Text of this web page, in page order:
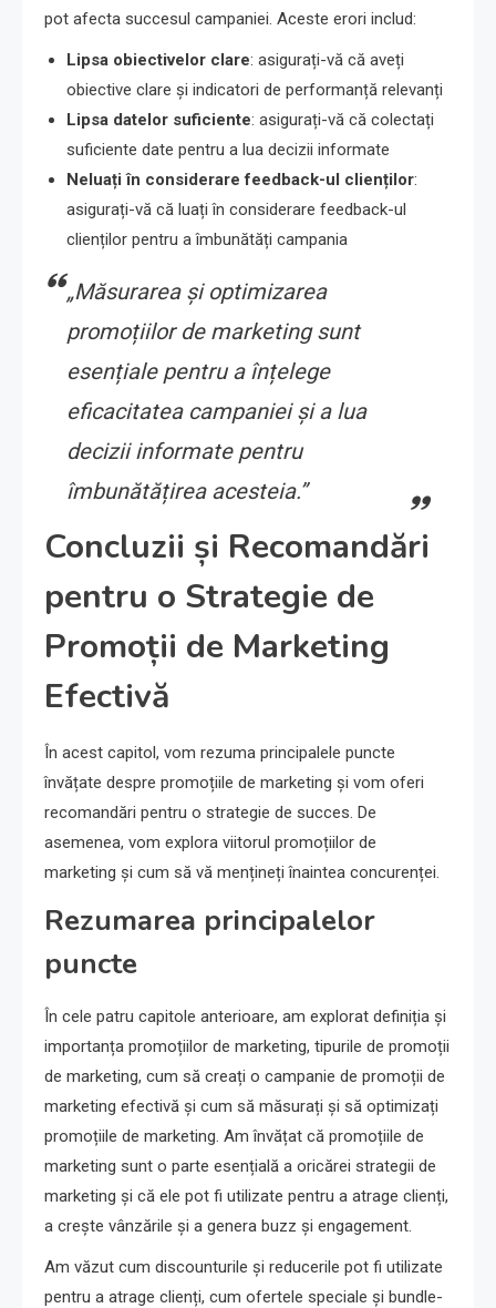
pot afecta succesul campaniei. Aceste erori includ:
Lipsa obiectivelor clare: asigurați-vă că aveți
obiective clare și indicatori de performanță relevanți
Lipsa datelor suficiente: asigurați-vă că colectați
suficiente date pentru a lua decizii informate
Neluați în considerare feedback-ul clienților:
asigurați-vă că luați în considerare feedback-ul
clienților pentru a îmbunătăți campania
„Măsurarea și optimizarea
promoțiilor de marketing sunt
esențiale pentru a înțelege
eficacitatea campaniei și a lua
decizii informate pentru
îmbunătățirea acesteia.”
Concluzii și Recomandări
pentru o Strategie de
Promoții de Marketing
Efectivă
În acest capitol, vom rezuma principalele puncte
învățate despre promoțiile de marketing și vom oferi
recomandări pentru o strategie de succes. De
asemenea, vom explora viitorul promoțiilor de
marketing și cum să vă mențineți înaintea concurenței.
Rezumarea principalelor
puncte
În cele patru capitole anterioare, am explorat definiția și
importanța promoțiilor de marketing, tipurile de promoții
de marketing, cum să creați o campanie de promoții de
marketing efectivă și cum să măsurați și să optimizați
promoțiile de marketing. Am învățat că promoțiile de
marketing sunt o parte esențială a oricărei strategii de
marketing și că ele pot fi utilizate pentru a atrage clienți,
a crește vânzările și a genera buzz și engagement.
Am văzut cum discounturile și reducerile pot fi utilizate
pentru a atrage clienți, cum ofertele speciale și bundle-